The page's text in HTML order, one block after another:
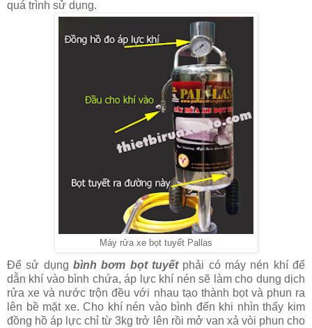
quá trình sử dụng.
Máy rửa xe bọt tuyết Pallas
Để sử dụng bình bơm bọt tuyếtphải có máy nén khí để
dẫn khí vào bình chứa, áp lực khí nén sẽ làm cho dung dịch
rửa xe và nước trộn đều với nhau tạo thành bọt và phun ra
lên bề mặt xe. Cho khí nén vào bình đến khi nhìn thấy kim
đồng hồ áp lực chỉ từ 3kg trở lên rồi mở van xả vòi phun cho